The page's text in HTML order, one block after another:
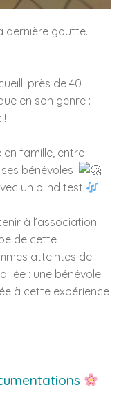
dernière goutte…
près de 40
en son genre :
!
famille, entre
bénévoles
un blind test
à l’association
de cette
atteintes de
: une bénévole
à cette expérience